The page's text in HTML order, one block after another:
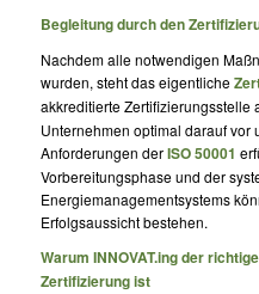
Begleitung durch den
Nachdem alle notwendigen
wurden, steht das eigentliche
akkreditierte Zertifizierungsstelle
Unternehmen optimal darauf vor
Anforderungen derISO 50001
Vorbereitungsphase und der
Energiemanagementsystems
Erfolgsaussicht bestehen.
Warum INNOVAT.ing der
Zertifizierung ist